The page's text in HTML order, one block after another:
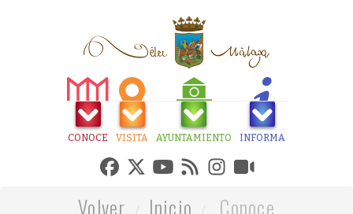
CONOCE VISITA AYUNTAMIENTO INFORMA
Volver Inicio
Conoce